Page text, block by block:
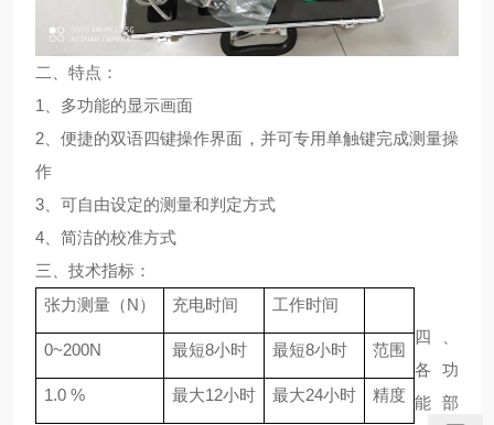
二、特点：
1、多功能的显示画面
2、便捷的双语四键操作界面，并可专用单触键完成测量操
作
3、可自由设定的测量和判定方式
4、简洁的校准方式
三、技术指标：
张力测量（N）
充电时间 工作时间
0~200N 最短8小时 最短8小时 范围
1.0 % 最大12小时 最大24小时 精度
四、
各功
能部